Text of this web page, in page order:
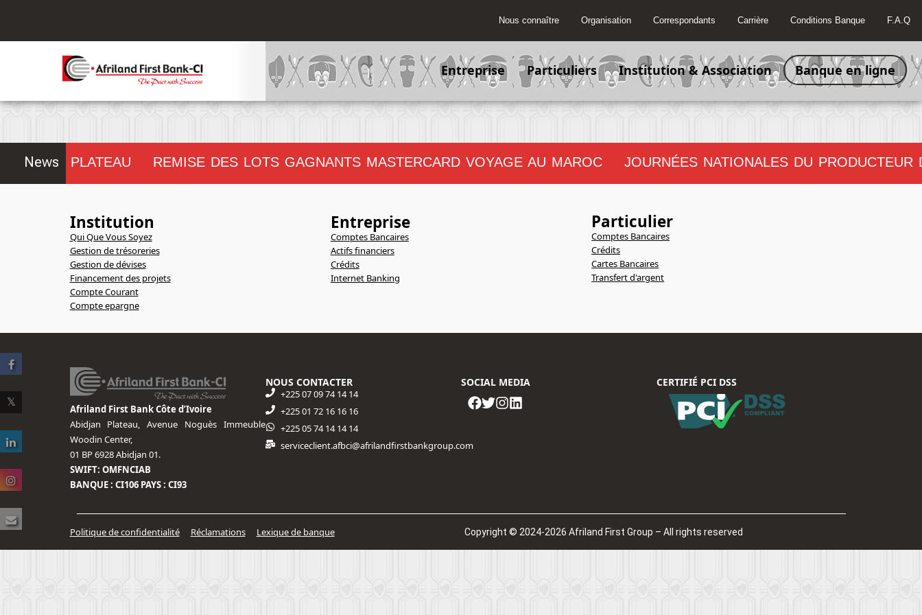
Nous connaître Organisation Correspondants Carrière Conditions Banque F.A.Q
Entreprise Particuliers Institution & Association Banque en ligne
News
DU PLATEAU!!!!!!!! REMISE DES LOTS GAGNANTS MASTERCARD VOYAGE AU MAROC!!!!!!!! JOURNÉES NATIONALES DU PRODUCTEUR
Institution
Qui Que Vous Soyez
Gestion de trésoreries
Gestion de dévises
Financement des projets
Compte Courant
Compte epargne
Entreprise
Comptes Bancaires
Actifs financiers
Crédits
Internet Banking
Particulier
Comptes Bancaires
Crédits
Cartes Bancaires
Transfert d'argent
Afriland First Bank Côte d’Ivoire
Abidjan Plateau, Avenue Noguès Immeuble
Woodin Center,
01 BP 6928 Abidjan 01.
SWIFT: OMFNCIAB
BANQUE : CI106 PAYS : CI93
NOUS CONTACTER
+225 07 09 74 14 14
+225 01 72 16 16 16​
+225 05 74 14 14 14
serviceclient.afbci@afrilandfirstbankgroup.com
SOCIAL MEDIA CERTIFIÉ PCI DSS
Copyright © 2024-2026 Afriland First Group – All rights reserved
Politique de confidentialité Réclamations Lexique de banque